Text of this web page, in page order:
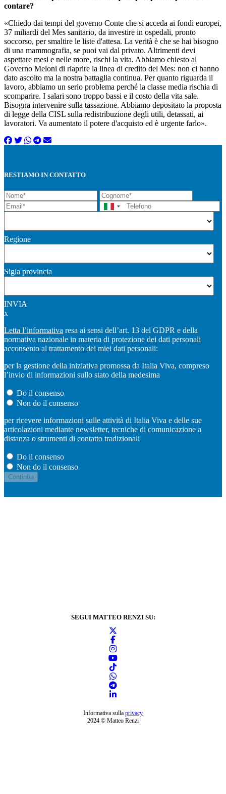
contare?
«Chiedo dai tempi del governo Conte che si acceda ai fondi europei,
37 miliardi del Mes sanitario, da investire in ospedali, pronto
soccorso, per smaltire le liste d'attesa. La verità è che se hai bisogno
di una mammografia, se puoi vai dal privato. Altrimenti devi
aspettare mesi e nelle more, rischi la vita. Abbiamo chiesto al
Governo Meloni di riaprire la linea di credito del Mes: non ci hanno
dato ascolto ma la nostra battaglia continua. Per quanto riguarda il
lavoro, abbiamo un serio problema perché la classe media rischia di
scomparire. I salari sono troppo bassi e il costo della vita sale.
Bisogna intervenire sulla tassazione. Abbiamo depositato la proposta
di legge della CISL sulla redistribuzione degli utili, detassati, ai
lavoratori. Va aumentato il potere d'acquisto ed è urgente farlo».
RESTIAMO IN CONTATTO
Regione
Sigla provincia
INVIA
x
Letta l’informativa resa ai sensi dell’art. 13 del GDPR e della
normativa nazionale in materia di protezione dei dati personali
acconsento al trattamento dei miei dati personali:
per la gestione della iniziativa promossa da Italia Viva, compreso
l’invio di informazioni sullo stato della medesima
Do il consenso
Non do il consenso
per ricevere informazioni sulle attività di Italia Viva e delle sue
articolazioni mediante newsletter, tecniche di comunicazione a
distanza o strumenti di contatto tradizionali
Do il consenso
Non do il consenso
SEGUI MATTEO RENZI SU:
Informativa sulla privacy
2024 © Matteo Renzi